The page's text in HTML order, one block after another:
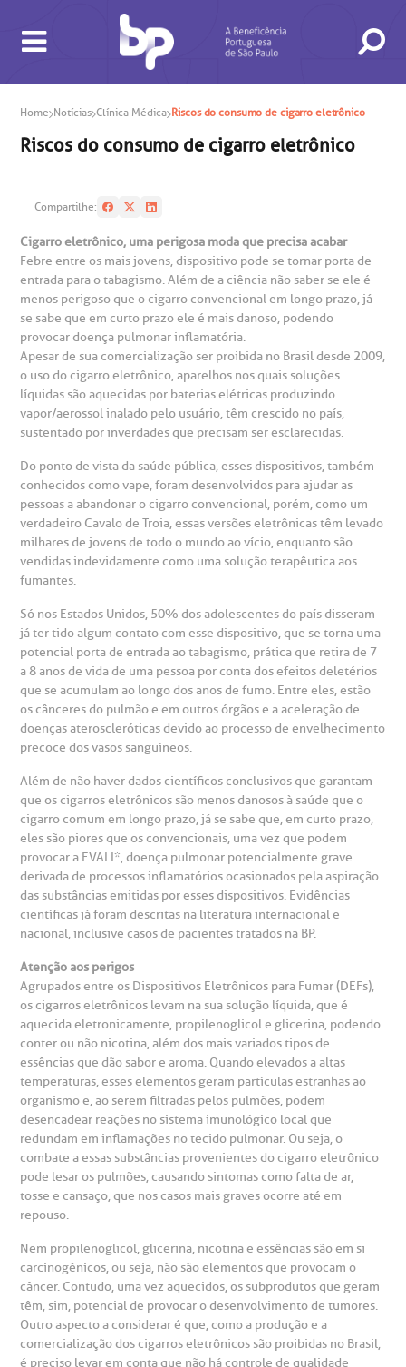
de consultas e exames
in antecipado
de exames
de Exames
SAC
A BP conta com você para melhorar sempre a qualidade do
atendimento e dos serviços prestados.
suas dúvidas, registrar suas reclamações ou fazer elogios
relacionados ao nosso atendimento e aos nossos serviços.
Horário de atendimento: 2ª a 6ª feira das 7h às 18h
(11)3505-1000
ouvidoria@bp.org.br
Fale Conosco
Hospital BP
Saiba mais
Endereço:
Rua Maestro Cardim, 769
CEP: 01323-001 | Bela Vista
São Paulo - SP
BP Mirante
Saiba mais
Endereço:
R. Martiniano de Carvalho, 965
CEP: 01323-001 | Bela Vista
São Paulo - SP
Clínica Medicina da Mulher
Saiba mais
e Pesquisa
do médico
de conduta
Financeiras
social da BP
corporativa
social
Conosco
de Benchmarking
de Bioética
Telemedicina BP
Teleinterconsulta
Centro de Doenças Autoimunes
de atendimento
de Infarto SUS
de Visita
socorro
de cópia de prontuário médico
de orçamento particular
de veracidade de atestado
atendimento
frequentes
de Sangue
de órgãos
de Oncologia e Hematologia
de Excelência em Neurologia e
de Excelência em Ortopedia
especialidades
Home Notícias Clínica Médica Riscos do consumo de cigarro eletrônico
Riscos do consumo de cigarro eletrônico
Compartilhe:
Cigarro eletrônico, uma perigosa moda que precisa acabar
Febre entre os mais jovens, dispositivo pode se tornar porta de
entrada para o tabagismo. Além de a ciência não saber se ele é
menos perigoso que o cigarro convencional em longo prazo, já
se sabe que em curto prazo ele é mais danoso, podendo
provocar doença pulmonar inflamatória.
Apesar de sua comercialização ser proibida no Brasil desde 2009,
o uso do cigarro eletrônico, aparelhos nos quais soluções
líquidas são aquecidas por baterias elétricas produzindo
vapor/aerossol inalado pelo usuário, têm crescido no país,
sustentado por inverdades que precisam ser esclarecidas.
Do ponto de vista da saúde pública, esses dispositivos, também
conhecidos como vape, foram desenvolvidos para ajudar as
pessoas a abandonar o cigarro convencional, porém, como um
verdadeiro Cavalo de Troia, essas versões eletrônicas têm levado
milhares de jovens de todo o mundo ao vício, enquanto são
vendidas indevidamente como uma solução terapêutica aos
fumantes.
Só nos Estados Unidos, 50% dos adolescentes do país disseram
já ter tido algum contato com esse dispositivo, que se torna uma
potencial porta de entrada ao tabagismo, prática que retira de 7
a 8 anos de vida de uma pessoa por conta dos efeitos deletérios
que se acumulam ao longo dos anos de fumo. Entre eles, estão
os cânceres do pulmão e em outros órgãos e a aceleração de
doenças ateroscleróticas devido ao processo de envelhecimento
precoce dos vasos sanguíneos.
Além de não haver dados científicos conclusivos que garantam
que os cigarros eletrônicos são menos danosos à saúde que o
cigarro comum em longo prazo, já se sabe que, em curto prazo,
eles são piores que os convencionais, uma vez que podem
provocar a EVALI*, doença pulmonar potencialmente grave
derivada de processos inflamatórios ocasionados pela aspiração
das substâncias emitidas por esses dispositivos. Evidências
científicas já foram descritas na literatura internacional e
nacional, inclusive casos de pacientes tratados na BP.
Atenção aos perigos
Agrupados entre os Dispositivos Eletrônicos para Fumar (DEFs),
os cigarros eletrônicos levam na sua solução líquida, que é
aquecida eletronicamente, propilenoglicol e glicerina, podendo
conter ou não nicotina, além dos mais variados tipos de
essências que dão sabor e aroma. Quando elevados a altas
temperaturas, esses elementos geram partículas estranhas ao
organismo e, ao serem filtradas pelos pulmões, podem
desencadear reações no sistema imunológico local que
redundam em inflamações no tecido pulmonar. Ou seja, o
combate a essas substâncias provenientes do cigarro eletrônico
pode lesar os pulmões, causando sintomas como falta de ar,
tosse e cansaço, que nos casos mais graves ocorre até em
repouso.
Nem propilenoglicol, glicerina, nicotina e essências são em si
carcinogênicos, ou seja, não são elementos que provocam o
câncer. Contudo, uma vez aquecidos, os subprodutos que geram
têm, sim, potencial de provocar o desenvolvimento de tumores.
Outro aspecto a considerar é que, como a produção e a
comercialização dos cigarros eletrônicos são proibidas no Brasil,
é preciso levar em conta que não há controle de qualidade